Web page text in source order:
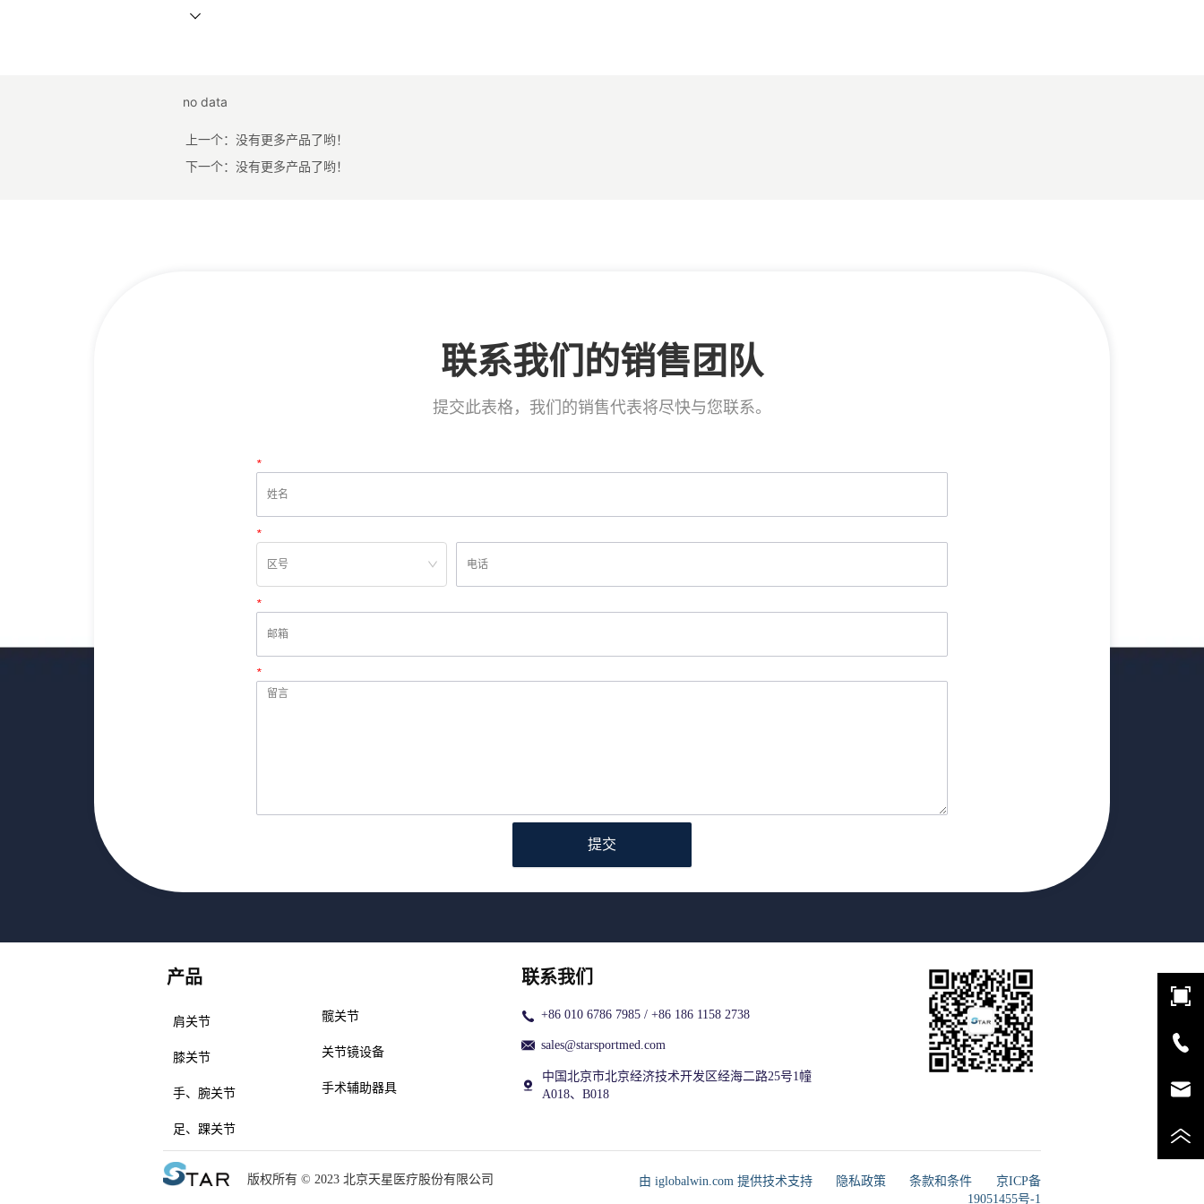
no data
上一个： 没有更多产品了哟！
下一个： 没有更多产品了哟！
联系我们的销售团队
提交此表格，我们的销售代表将尽快与您联系。
*姓名
*电话
*邮箱
*留言
提交
产品
肩关节
膝关节
手、腕关节
足、踝关节
髋关节
关节镜设备
手术辅助器具
联系我们
+86 010 6786 7985 / +86 186 1158 2738
sales@starsportmed.com
中国北京市北京经济技术开发区经海二路25号1幢
A018、B018
版权所有 © 2023 北京天星医疗股份有限公司 由 iglobalwin.com 提供技术支持 隐私政策 条款和条件
京ICP备
19051455号-1